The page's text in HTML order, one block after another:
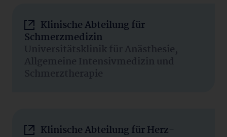
Klinische Abteilung für
Schmerzmedizin
Universitätsklinik für Anästhesie,
Allgemeine Intensivmedizin und
Schmerztherapie
Klinische Abteilung für Herz-